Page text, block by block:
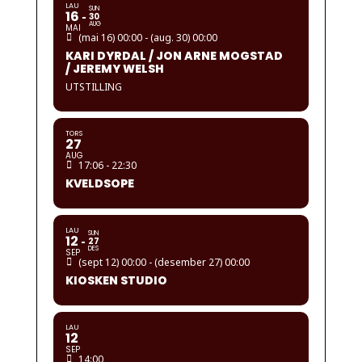
LAU
16
MAI
SUN
30
AUG
(mai 16) 00:00 - (aug. 30) 00:00
KARI DYRDAL / JON ARNE MOGSTAD
/ JEREMY WELSH
UTSTILLING
TORS
27
AUG
17:06 - 22:30
KVELDSOPE
LAU
12
SEP
SUN
27
DES
(sept 12) 00:00 - (desember 27) 00:00
KIOSKEN STUDIO
LAU
12
SEP
14:00